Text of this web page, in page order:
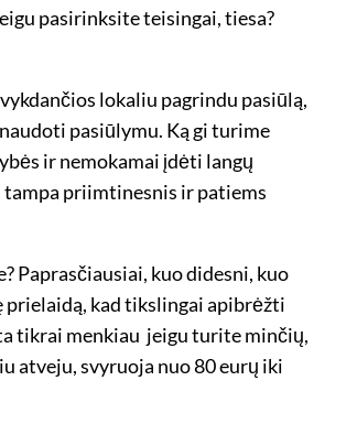
pasirinksite teisingai, tiesa?
lokaliu pagrindu pasiūlą,
pasiūlymu. Ką gi turime
ir nemokamai įdėti langų
priimtinesnis ir patiems
Paprasčiausiai, kuo didesni, kuo
prielaidą, kad tikslingai apibrėžti
tikrai menkiau ­ jeigu turite minčių,
atveju, svyruoja nuo 80 eurų iki